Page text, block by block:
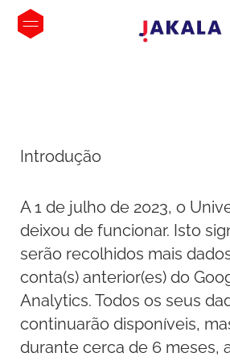
Introdução
A 1 de julho de 2023, o
deixou de funcionar. Isto
serão recolhidos mais
conta(s) anterior(es) do
Analytics. Todos os seus
continuarão disponíveis,
durante cerca de 6 meses,